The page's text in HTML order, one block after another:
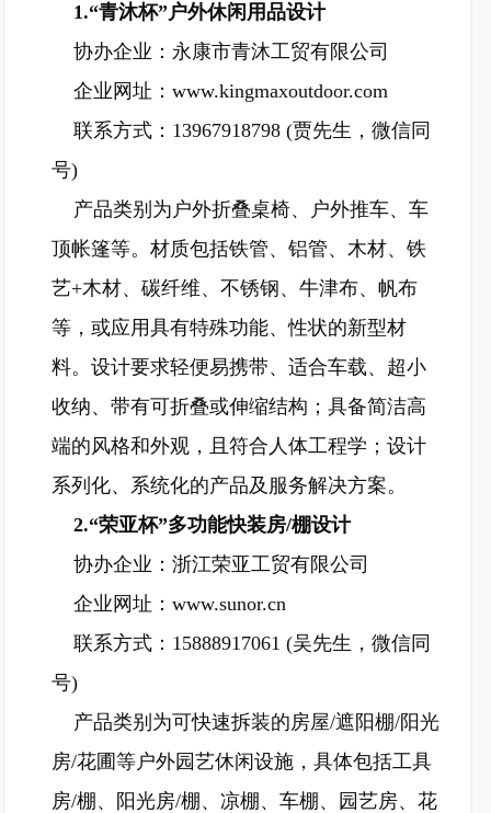
1.“青沐杯”户外休闲用品设计
协办企业：永康市青沐工贸有限公司
企业网址：www.kingmaxoutdoor.com
联系方式：13967918798 (贾先生，微信同
号)
产品类别为户外折叠桌椅、户外推车、车
顶帐篷等。材质包括铁管、铝管、木材、铁
艺+木材、碳纤维、不锈钢、牛津布、帆布
等，或应用具有特殊功能、性状的新型材
料。设计要求轻便易携带、适合车载、超小
收纳、带有可折叠或伸缩结构；具备简洁高
端的风格和外观，且符合人体工程学；设计
系列化、系统化的产品及服务解决方案。
2.“荣亚杯”多功能快装房/棚设计
协办企业：浙江荣亚工贸有限公司
企业网址：www.sunor.cn
联系方式：15888917061 (吴先生，微信同
号)
产品类别为可快速拆装的房屋/遮阳棚/阳光
房/花圃等户外园艺休闲设施，具体包括工具
房/棚、阳光房/棚、凉棚、车棚、园艺房、花